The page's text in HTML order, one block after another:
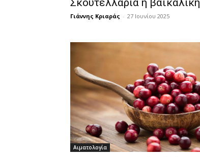
Σκουτελλάρια η βαϊκαλική
Γιάννης Κριαράς - 27 Ιουνίου 2025
Αιματολογία